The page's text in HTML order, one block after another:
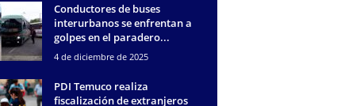
Conductores de buses
interurbanos se enfrentan a
golpes en el paradero...
4 de diciembre de 2025
PDI Temuco realiza
fiscalización de extranjeros